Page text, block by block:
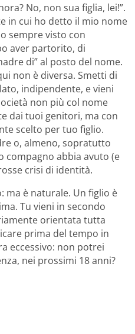
No, non sua figlia, lei!”.
in cui ho detto il mio nome
sempre visto con
aver partorito, di
di” al posto del nome.
non è diversa. Smetti di
indipendente, e vieni
non più col nome
dai tuoi genitori, ma con
scelto per tuo figlio.
o, almeno, sopratutto
compagno abbia avuto (e
crisi di identità.
ma è naturale. Un figlio è
Tu vieni in secondo
orientata tutta
prima del tempo in
eccessivo: non potrei
nei prossimi 18 anni?